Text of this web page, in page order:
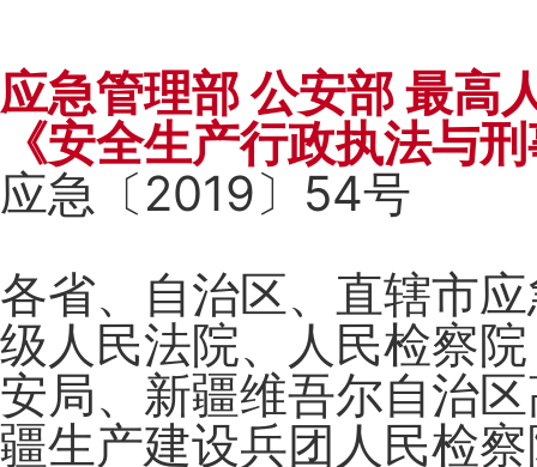
应急管理部 公安部 最高
《安全生产行政执法与
应急〔2019〕54号
各省、自治区、直辖市
级人民法院、人民检察
安局、新疆维吾尔自治
疆生产建设兵团人民检